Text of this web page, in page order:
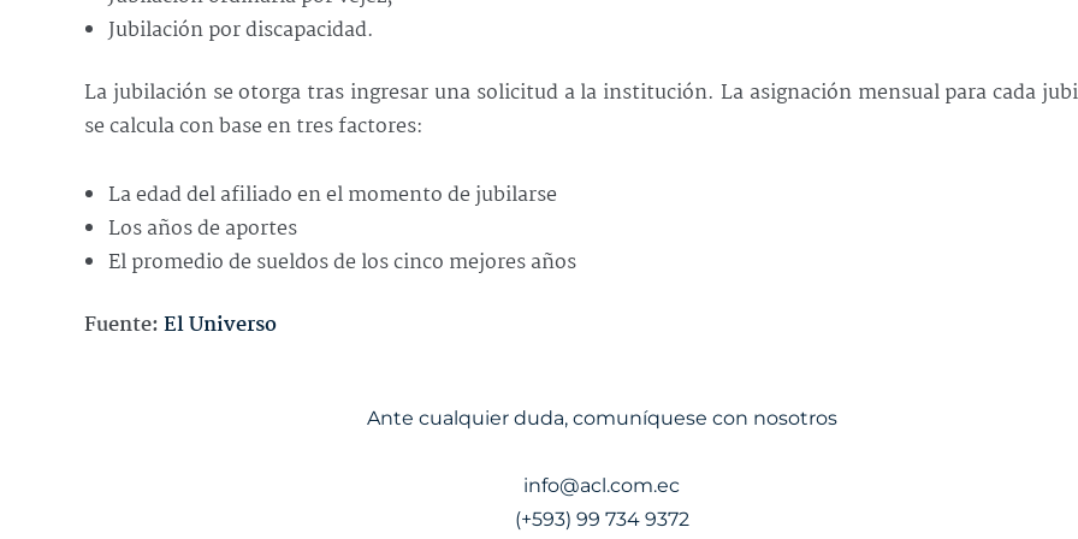
Jubilación por discapacidad.
La jubilación se otorga tras ingresar una solicitud a la institución. La asignación mensual para cada
se calcula con base en tres factores:
La edad del afiliado en el momento de jubilarse
Los años de aportes
El promedio de sueldos de los cinco mejores años
Fuente:El Universo
Ante cualquier duda, comuníquese con nosotros
info@acl.com.ec
(+593) 99 734 9372